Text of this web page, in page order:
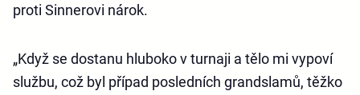
proti Sinnerovi nárok.
„Když se dostanu hluboko v turnaji a tělo mi vypoví
službu, což byl případ posledních grandslamů, těžko